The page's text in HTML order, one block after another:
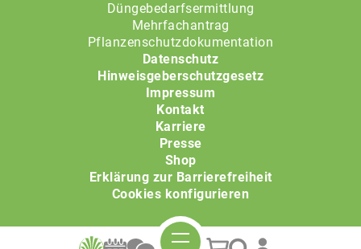
Düngebedarfsermittlung
Mehrfachantrag
Pflanzenschutzdokumentation
Datenschutz
Hinweisgeberschutzgesetz
Impressum
Kontakt
Karriere
Presse
Shop
Erklärung zur Barrierefreiheit
Cookies konfigurieren